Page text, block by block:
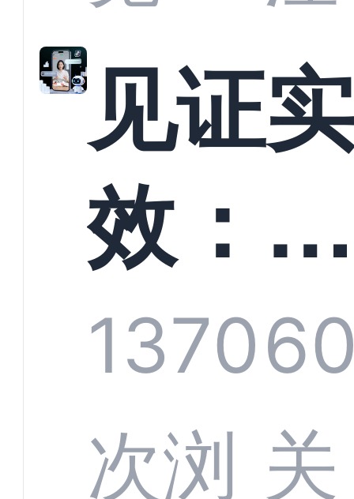
解析：
螳螂科
技何以
定义行
见证实
效：螳
螂科技
CRM
1370
次浏 关